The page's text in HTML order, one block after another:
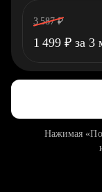
3 587 ₽
1 499 ₽ за 3
Нажимая